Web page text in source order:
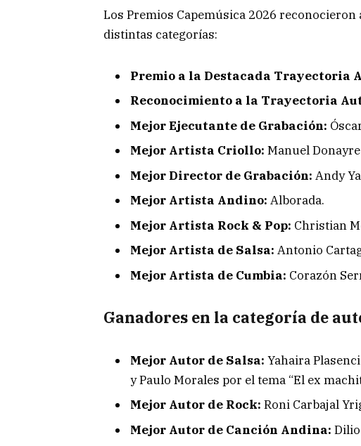
Los Premios Capemúsica 2026
distintas categorías:
Premio a la Destacada Trayectoria
Reconocimiento a la Trayectoria
Mejor Ejecutante de Grabación:
Mejor Artista Criollo: Manuel
Mejor Director de Grabación: Andy
Mejor Artista Andino: Alborada.
Mejor Artista Rock & Pop: Christian
Mejor Artista de Salsa: Antonio
Mejor Artista de Cumbia: Corazón
Ganadores en la categoría de
Mejor Autor de Salsa: Yahaira
y Paulo Morales por el tema “El ex
Mejor Autor de Rock: Roni Carbajal
Mejor Autor de Canción Andina: